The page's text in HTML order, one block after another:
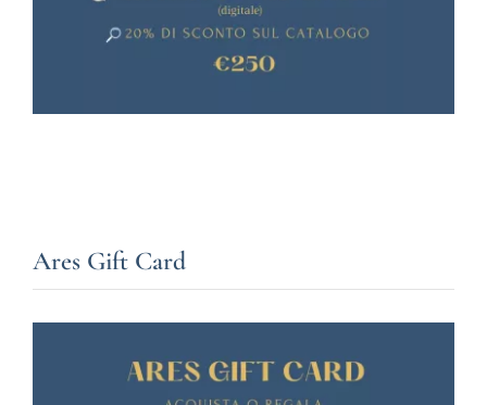
Ares Gift Card